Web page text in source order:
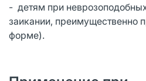
- детям при
заикании, преимущественно
форме).